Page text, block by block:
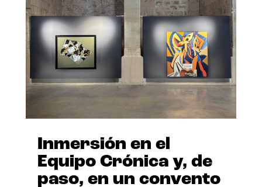
Inmersión en el
Equipo Crónica y, de
paso, en un convento